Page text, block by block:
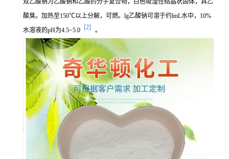
双乙酸钠为乙酸钠和乙酸的分子复合物，白色吸湿性结晶状固体，具乙
酸臭。加热至150℃以上分解，可燃。lg乙酸钠可溶于约lmL水中，10%
水溶液的pH为4.5~5.0 [2] 。